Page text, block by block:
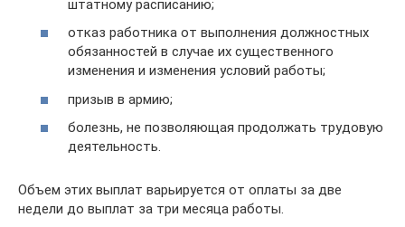
штатному расписанию;
отказ работника от выполнения должностных
обязанностей в случае их существенного
изменения и изменения условий работы;
призыв в армию;
болезнь, не позволяющая продолжать трудовую
деятельность.
Объем этих выплат варьируется от оплаты за две
недели до выплат за три месяца работы.